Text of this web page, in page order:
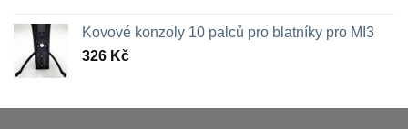
Kovové konzoly 10 palců pro blatníky pro MI3
326 Kč